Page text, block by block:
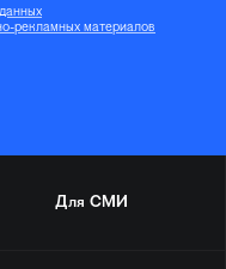
рекламных материалов
Для СМИ